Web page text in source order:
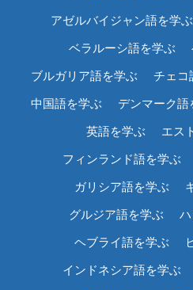
アゼルバイジャン語を学ぶ
ベラルーシ語を学ぶ
ブルガリア語を学ぶ チェコ
中国語を学ぶ デンマーク語
英語を学ぶ エス
フィンランド語を学ぶ
ガリシア語を学ぶ
グルジア語を学ぶ
ヘブライ語を学ぶ
インドネシア語を学ぶ